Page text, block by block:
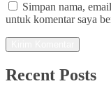
Simpan nama,
untuk komentar saya
Recent Posts